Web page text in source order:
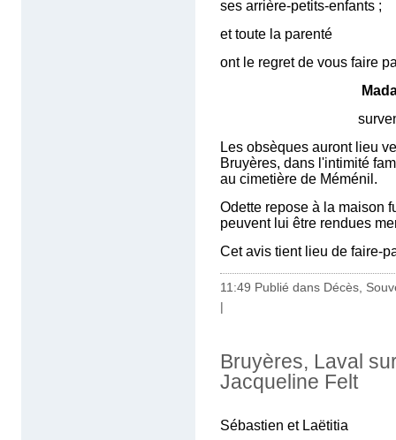
ses arrière-petits-enfants ;
et toute la parenté
ont le regret de vous faire
survenu lundi 18
Les obsèques auront lieu
Bruyères, dans l'intimité
au cimetière de Méménil.
Odette repose à la maison
peuvent lui être rendues
Cet avis tient lieu de faire-
11:49 Publié dans Décès,
|
Bruyères, Laval
Jacqueline Felt
Sébastien et Laëtitia